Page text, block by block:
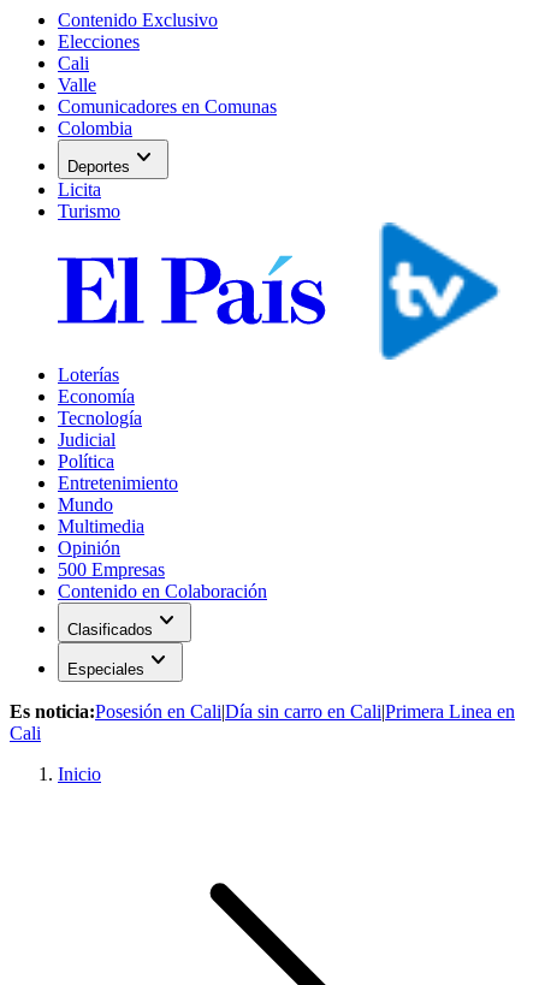
Contenido Exclusivo
Elecciones
Cali
Valle
Comunicadores en Comunas
Colombia
Deportes expand_more
Licita
Turismo
Loterías
Economía
Tecnología
Judicial
Política
Entretenimiento
Mundo
Multimedia
Opinión
500 Empresas
Contenido en Colaboración
Clasificados expand_more
Especiales expand_more
Es noticia:Posesión en Cali|Día sin carro en Cali|Primera Linea en
Cali
Inicio